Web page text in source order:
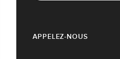
APPELEZ-NOUS